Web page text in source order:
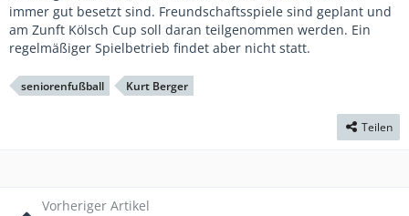
immer gut besetzt sind. Freundschaftsspiele sind geplant und
am Zunft Kölsch Cup soll daran teilgenommen werden. Ein
regelmäßiger Spielbetrieb findet aber nicht statt.
seniorenfußball Kurt Berger
Teilen
Vorheriger Artikel